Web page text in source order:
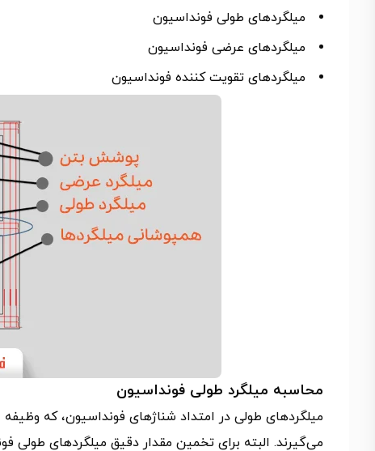
میلگرد‌های طولی فونداسیون
میلگردهای عرضی فونداسیون
میلگردهای تقویت کننده فونداسیون
محاسبه میلگرد طولی فونداسیون
میلگردهای طولی در امتداد شناژهای فونداسیون، که
می‌گیرند. البته برای تخمین مقدار دقیق میلگردهای طولی